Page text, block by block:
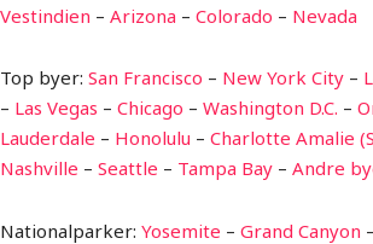
Vestindien – Arizona – Colorado – Nevada
Top byer: San Francisco – New York City –
– Las Vegas – Chicago – Washington D.C. –
Lauderdale – Honolulu – Charlotte Amalie
Nashville – Seattle – Tampa Bay – Andre
Nationalparker: Yosemite – Grand Canyon –